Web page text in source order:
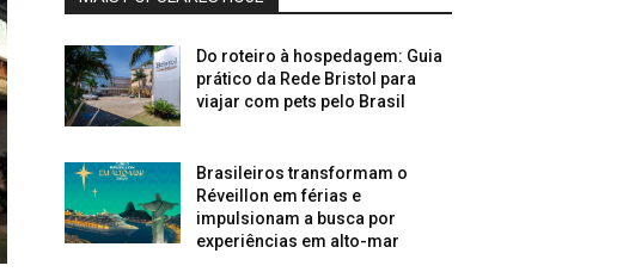
Do roteiro à hospedagem: Guia
prático da Rede Bristol para
viajar com pets pelo Brasil
Brasileiros transformam o
Réveillon em férias e
impulsionam a busca por
experiências em alto-mar